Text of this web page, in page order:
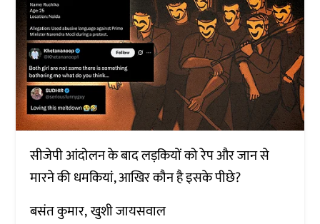
सीजेपी आंदोलन के बाद लड़कियों को रेप और जान से
मारने की धमकियां, आखिर कौन है इसके पीछे?
बसंत कुमार खुशी जायसवाल